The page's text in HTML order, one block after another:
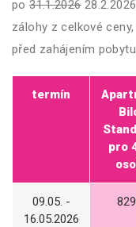
po31.1.2026
zálohy z celkové
před zahájením
termín
pro
09.05. -
16.05.2026